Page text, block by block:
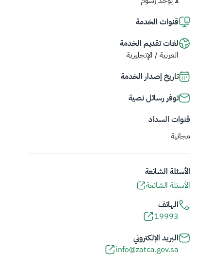
قنوات الخدمة
لغات تقديم الخدمة
العربية / الإنجليزية
تاريخ إصدار الخدمة
توفر رسائل نصية
قنوات السداد
مجانية
الأسئلة الشائعة
الأسئلة الشائعة
الهاتف
19993
البريد الإلكتروني
info@zatca.gov.sa